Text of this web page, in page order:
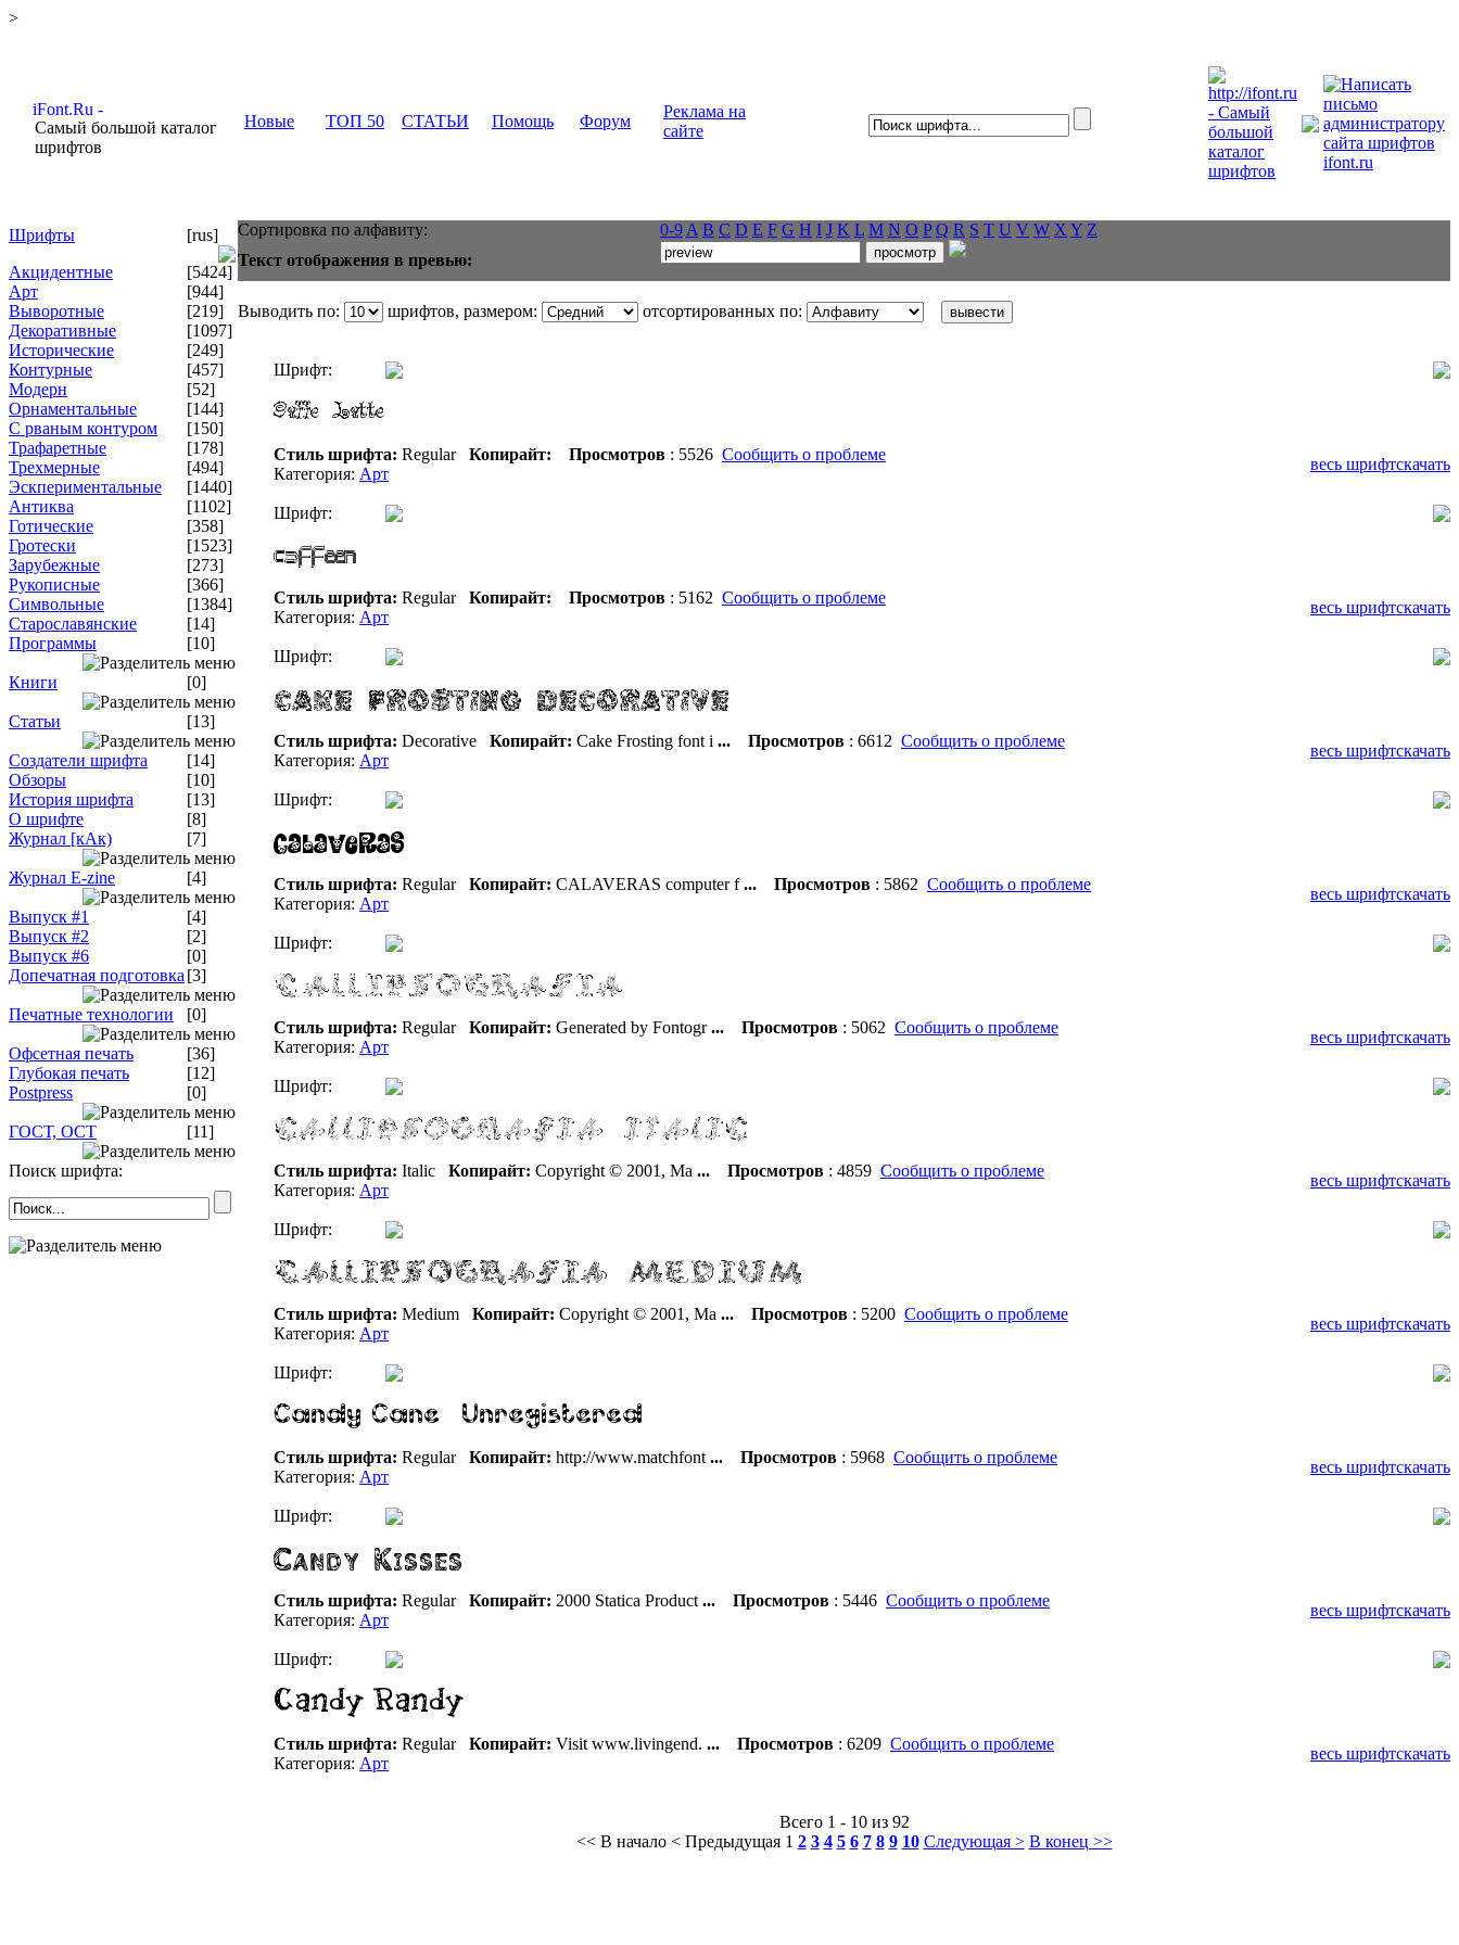
>
Самый большой каталог
шрифтов
Новые ТОП 50 СТАТЬИ Помощь Форум
Реклама на
сайте
Шрифты
[rus]
Акцидентные
[5424]
Арт
[944]
Выворотные
[219]
Декоративные
[1097]
Исторические
[249]
Контурные
[457]
Модерн
[52]
Орнаментальные
[144]
С рваным контуром
[150]
Трафаретные
[178]
Трехмерные
[494]
Эскпериментальные
[1440]
Антиква
[1102]
Готические
[358]
Гротески
[1523]
Зарубежные
[273]
Рукописные
[366]
Символьные
[1384]
Старославянские
[14]
Программы
[10]
Книги [0]
Статьи [13]
Создатели шрифта
[14]
Обзоры
[10]
История шрифта
[13]
О шрифте
[8]
Журнал [кАк)
[7]
Журнал E-zine [4]
Выпуск #1
[4]
Выпуск #2
[2]
Выпуск #6
[0]
Допечатная подготовка [3]
Печатные технологии [0]
Офсетная печать
[36]
Глубокая печать
[12]
Postpress
[0]
ГОСТ, ОСТ [11]
Поиск шрифта:
Сортировка по алфавиту: 0-9 A B C D E F G H I J K L M N O P Q R S T U V W X Y Z
Текст отображения в превью:
Выводить по: шрифтов, размером: отсортированных по:
Шрифт:
Стиль шрифта: Regular Копирайт: Просмотров : 5526 Сообщить о проблеме
Категория: Арт
весь шрифтскачать
Шрифт:
Стиль шрифта: Regular Копирайт: Просмотров : 5162 Сообщить о проблеме
Категория: Арт
весь шрифтскачать
Шрифт:
Стиль шрифта: Decorative Копирайт: Cake Frosting font i ... Просмотров : 6612 Сообщить о проблеме
Категория: Арт
весь шрифтскачать
Шрифт:
Стиль шрифта: Regular Копирайт: CALAVERAS computer f... Просмотров : 5862 Сообщить о проблеме
Категория: Арт
весь шрифтскачать
Шрифт:
Стиль шрифта: Regular Копирайт: Generated by Fontogr... Просмотров : 5062 Сообщить о проблеме
Категория: Арт
весь шрифтскачать
Шрифт:
Стиль шрифта: Italic Копирайт: Copyright © 2001, Ma ... Просмотров : 4859 Сообщить о проблеме
Категория: Арт
весь шрифтскачать
Шрифт:
Стиль шрифта: Medium Копирайт: Copyright © 2001, Ma ... Просмотров : 5200 Сообщить о проблеме
Категория: Арт
весь шрифтскачать
Шрифт:
Стиль шрифта: Regular Копирайт: http://www.matchfont ... Просмотров : 5968 Сообщить о проблеме
Категория: Арт
весь шрифтскачать
Шрифт:
Стиль шрифта: Regular Копирайт: 2000 Statica Product ... Просмотров : 5446 Сообщить о проблеме
Категория: Арт
весь шрифтскачать
Шрифт:
Стиль шрифта: Regular Копирайт: Visit www.livingend. ... Просмотров : 6209 Сообщить о проблеме
Категория: Арт
весь шрифтскачать
Всего 1 - 10 из 92
<< В начало < Предыдущая 1 2 3 4 5 6 7 8 9 10 Следующая > В конец >>